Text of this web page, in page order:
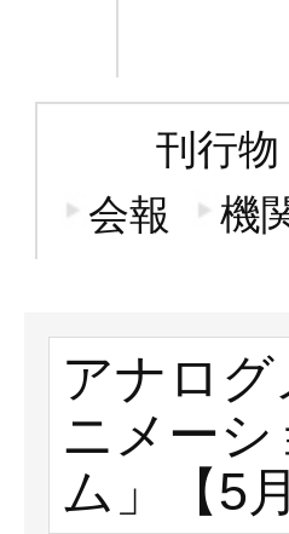
刊行物
会報
機
アナロ
ニメー
ム」【5